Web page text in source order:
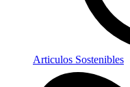
Articulos Sostenibles